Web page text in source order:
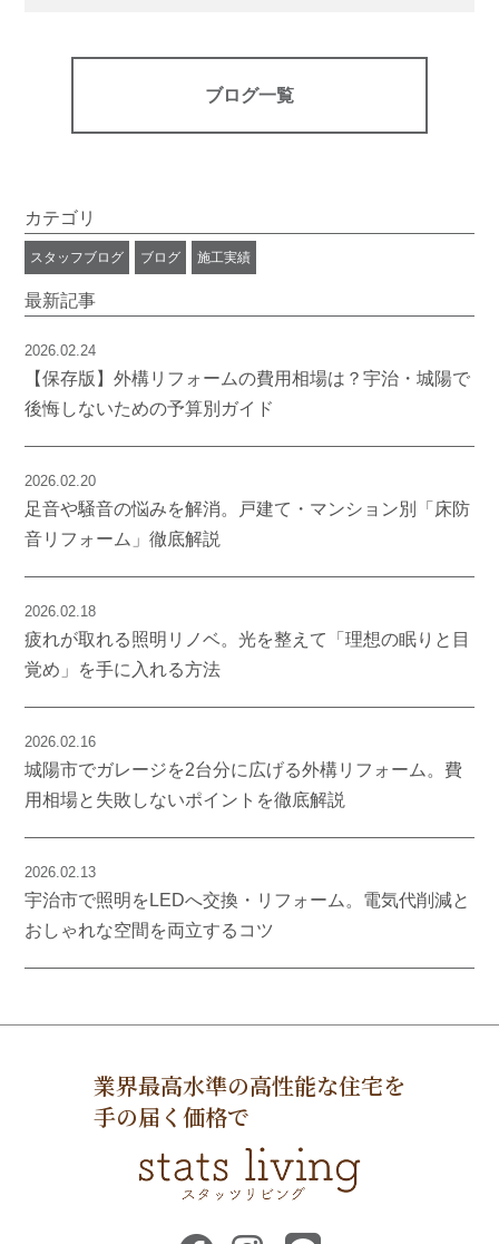
ブログ一覧
カテゴリ
スタッフブログ ブログ 施工実績
最新記事
2026.02.24
【保存版】外構リフォームの費用相場は？宇治・城陽で
後悔しないための予算別ガイド
2026.02.20
足音や騒音の悩みを解消。戸建て・マンション別「床防
音リフォーム」徹底解説
2026.02.18
疲れが取れる照明リノベ。光を整えて「理想の眠りと目
覚め」を手に入れる方法
2026.02.16
城陽市でガレージを2台分に広げる外構リフォーム。費
用相場と失敗しないポイントを徹底解説
2026.02.13
宇治市で照明をLEDへ交換・リフォーム。電気代削減と
おしゃれな空間を両立するコツ
業界最高水準の高性能な住宅を
手の届く価格で